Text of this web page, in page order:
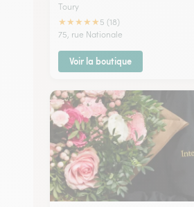
Toury
★★★★★ 5 (18)
75, rue Nationale
Voir la boutique